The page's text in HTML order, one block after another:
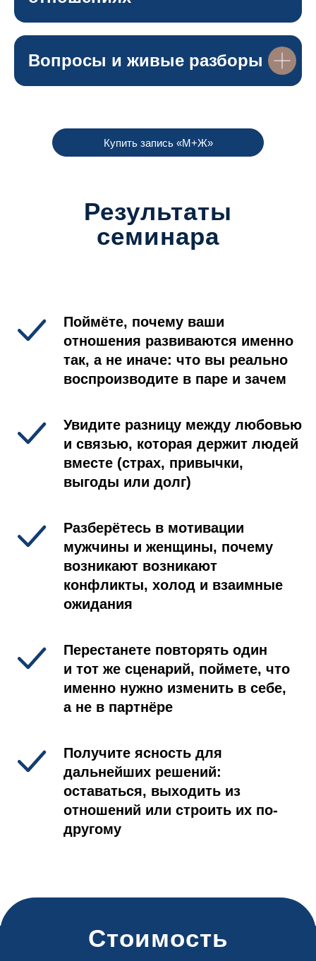
Вопросы и живые разборы
Купить запись «М+Ж»
Результаты
семинара
Поймёте, почему ваши
отношения развиваются именно
так, а не иначе: что вы реально
воспроизводите в паре и зачем
Увидите разницу между любовью
и связью, которая держит людей
вместе (страх, привычки,
выгоды или долг)
Разберётесь в мотивации
мужчины и женщины, почему
возникают возникают
конфликты, холод и взаимные
ожидания
Перестанете повторять один
и тот же сценарий, поймете, что
именно нужно изменить в себе,
а не в партнёре
Получите ясность для
дальнейших решений:
оставаться, выходить из
отношений или строить их по-
другому
Стоимость